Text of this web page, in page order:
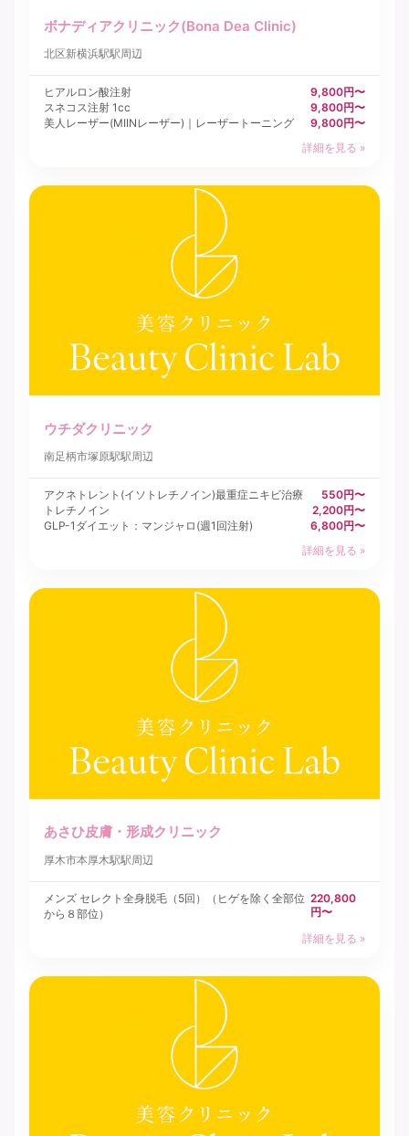
ボナディアクリニック(Bona Dea Clinic)
北区新横浜駅駅周辺
ヒアルロン酸注射
9,800円〜
スネコス注射 1cc
9,800円〜
美人レーザー(MIINレーザー)｜レーザートーニング
9,800円〜
詳細を見る »
ウチダクリニック
南足柄市塚原駅駅周辺
アクネトレント(イソトレチノイン)最重症ニキビ治療
550円〜
トレチノイン
2,200円〜
GLP-1ダイエット：マンジャロ(週1回注射)
6,800円〜
詳細を見る »
あさひ皮膚・形成クリニック
厚木市本厚木駅駅周辺
メンズ セレクト全身脱毛（5回）（ヒゲを除く全部位
から８部位）
220,800
円〜
詳細を見る »